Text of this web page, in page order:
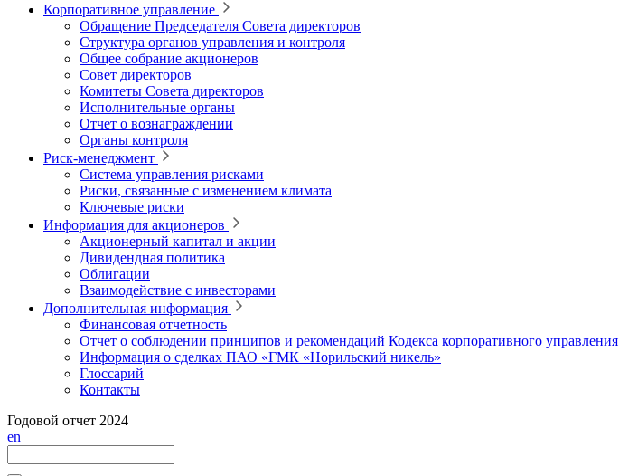
Корпоративное управление
Обращение Председателя Совета директоров
Структура органов управления и контроля
Общее собрание акционеров
Совет директоров
Комитеты Совета директоров
Исполнительные органы
Отчет о вознаграждении
Органы контроля
Риск-менеджмент
Система управления рисками
Риски, связанные с изменением климата
Ключевые риски
Информация для акционеров
Акционерный капитал и акции
Дивидендная политика
Облигации
Взаимодействие с инвесторами
Дополнительная информация
Финансовая отчетность
Отчет о соблюдении принципов и рекомендаций Кодекса корпоративного управления
Информация о сделках ПАО «ГМК «Норильский никель»
Глоссарий
Контакты
Годовой отчет 2024
en